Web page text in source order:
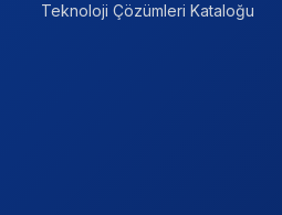
Teknoloji Çözümleri Kataloğu